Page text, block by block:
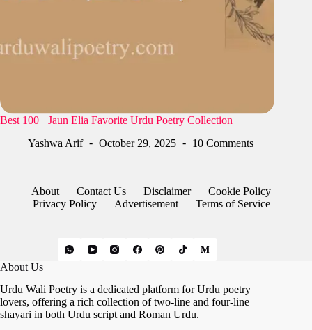
Best 100+ Jaun Elia Favorite Urdu Poetry Collection
Yashwa Arif
October 29, 2025 10 Comments
About Contact Us Disclaimer
Cookie Policy
Privacy Policy
Advertisement Terms of Service
About Us
Urdu Wali Poetry is a dedicated platform for Urdu poetry
lovers, offering a rich collection of two-line and four-line
shayari in both Urdu script and Roman Urdu.